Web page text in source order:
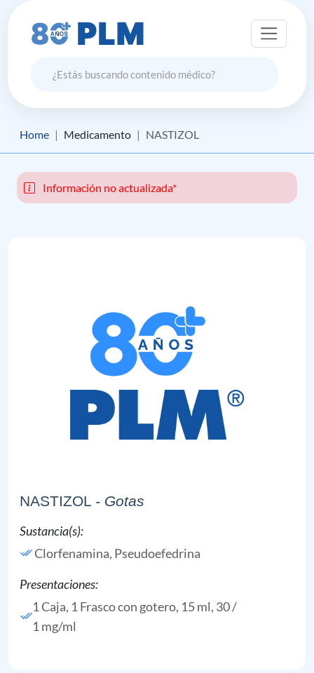
Home Medicamento NASTIZOL
Información no actualizada*
NASTIZOL - Gotas
Sustancia(s):
Clorfenamina, Pseudoefedrina
Presentaciones:
1 Caja, 1 Frasco con gotero, 15 ml, 30 /
1 mg/ml